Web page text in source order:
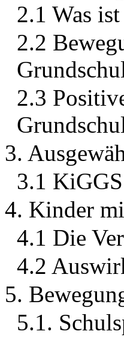
2.1 Was
2.2
2.3
3.
3.1
4. Kinder
4.1 Die
4.2
5.
5.1.